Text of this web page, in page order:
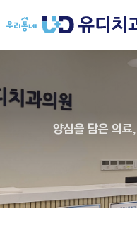
양심을 담은 의료